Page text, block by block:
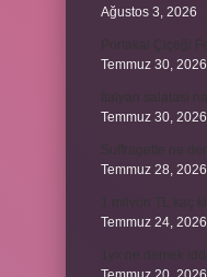
Ağustos 3, 2026
Temmuz 30, 2026
Temmuz 30, 2026
Temmuz 28, 2026
Temmuz 24, 2026